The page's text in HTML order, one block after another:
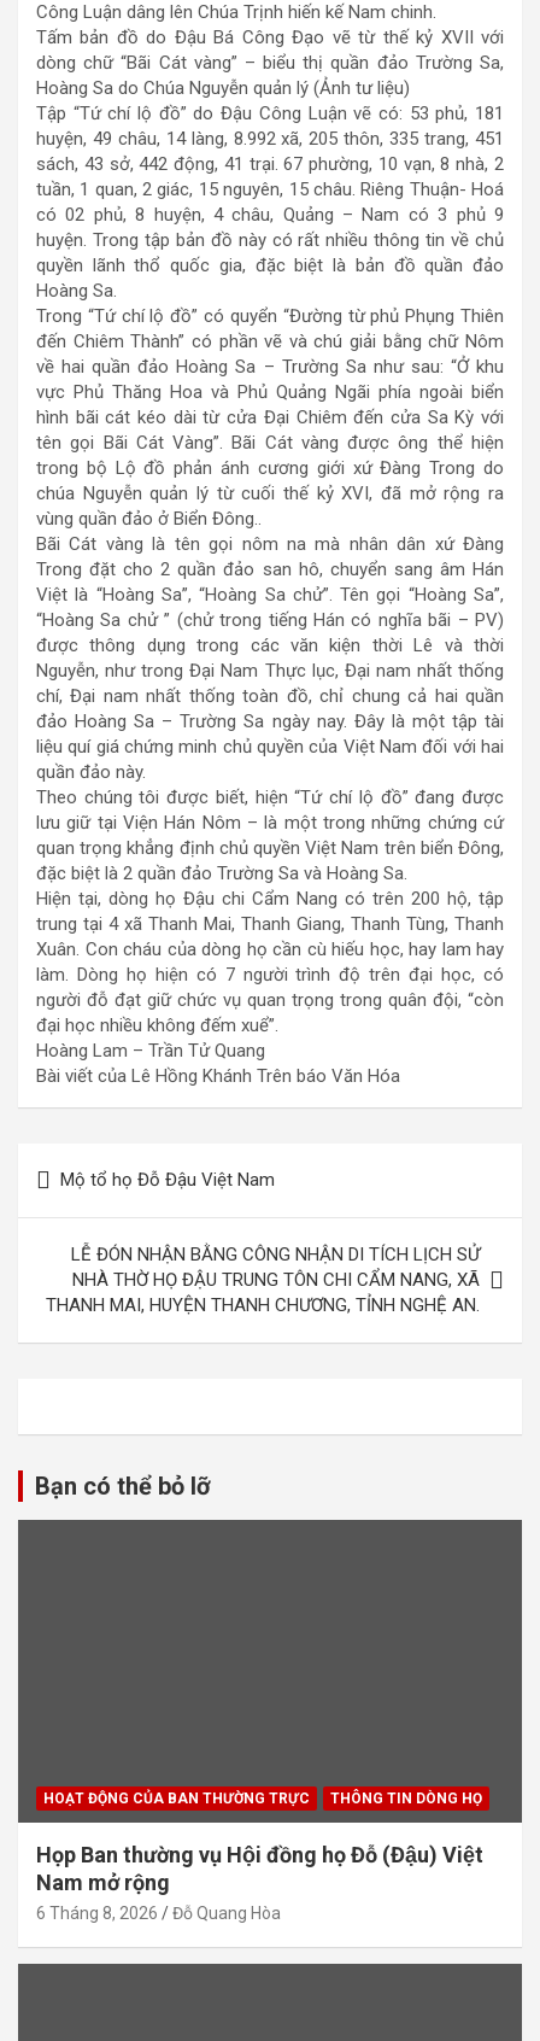
Công Luận dâng lên Chúa Trịnh hiến kế Nam chinh.
Tấm bản đồ do Đậu Bá Công Đạo vẽ từ thế kỷ XVII với
dòng chữ “Bãi Cát vàng” – biểu thị quần đảo Trường Sa,
Hoàng Sa do Chúa Nguyễn quản lý (Ảnh tư liệu)
Tập “Tứ chí lộ đồ” do Đậu Công Luận vẽ có: 53 phủ, 181
huyện, 49 châu, 14 làng, 8.992 xã, 205 thôn, 335 trang, 451
sách, 43 sở, 442 động, 41 trại. 67 phường, 10 vạn, 8 nhà, 2
tuần, 1 quan, 2 giác, 15 nguyên, 15 châu. Riêng Thuận- Hoá
có 02 phủ, 8 huyện, 4 châu, Quảng – Nam có 3 phủ 9
huyện. Trong tập bản đồ này có rất nhiều thông tin về chủ
quyền lãnh thổ quốc gia, đặc biệt là bản đồ quần đảo
Hoàng Sa.
Trong “Tứ chí lộ đồ” có quyển “Đường từ phủ Phụng Thiên
đến Chiêm Thành” có phần vẽ và chú giải bằng chữ Nôm
về hai quần đảo Hoàng Sa – Trường Sa như sau: “Ở khu
vực Phủ Thăng Hoa và Phủ Quảng Ngãi phía ngoài biển
hình bãi cát kéo dài từ cửa Đại Chiêm đến cửa Sa Kỳ với
tên gọi Bãi Cát Vàng”. Bãi Cát vàng được ông thể hiện
trong bộ Lộ đồ phản ánh cương giới xứ Đàng Trong do
chúa Nguyễn quản lý từ cuối thế kỷ XVI, đã mở rộng ra
vùng quần đảo ở Biển Đông..
Bãi Cát vàng là tên gọi nôm na mà nhân dân xứ Đàng
Trong đặt cho 2 quần đảo san hô, chuyển sang âm Hán
Việt là “Hoàng Sa”, “Hoàng Sa chử”. Tên gọi “Hoàng Sa”,
“Hoàng Sa chử ” (chử trong tiếng Hán có nghĩa bãi – PV)
được thông dụng trong các văn kiện thời Lê và thời
Nguyễn, như trong Đại Nam Thực lục, Đại nam nhất thống
chí, Đại nam nhất thống toàn đồ, chỉ chung cả hai quần
đảo Hoàng Sa – Trường Sa ngày nay. Đây là một tập tài
liệu quí giá chứng minh chủ quyền của Việt Nam đối với hai
quần đảo này.
Theo chúng tôi được biết, hiện “Tứ chí lộ đồ” đang được
lưu giữ tại Viện Hán Nôm – là một trong những chứng cứ
quan trọng khẳng định chủ quyền Việt Nam trên biển Đông,
đặc biệt là 2 quần đảo Trường Sa và Hoàng Sa.
Hiện tại, dòng họ Đậu chi Cẩm Nang có trên 200 hộ, tập
trung tại 4 xã Thanh Mai, Thanh Giang, Thanh Tùng, Thanh
Xuân. Con cháu của dòng họ cần cù hiếu học, hay lam hay
làm. Dòng họ hiện có 7 người trình độ trên đại học, có
người đỗ đạt giữ chức vụ quan trọng trong quân đội, “còn
đại học nhiều không đếm xuể”.
Hoàng Lam – Trần Tử Quang
Bài viết của Lê Hồng Khánh Trên báo Văn Hóa
hướng
Mộ tổ họ Đỗ Đậu Việt Nam
LỄ ĐÓN NHẬN BẰNG CÔNG NHẬN DI TÍCH LỊCH SỬ
NHÀ THỜ HỌ ĐẬU TRUNG TÔN CHI CẨM NANG, XÃ
THANH MAI, HUYỆN THANH CHƯƠNG, TỈNH NGHỆ AN.
Bạn có thể bỏ lỡ
HOẠT ĐỘNG CỦA BAN THƯỜNG TRỰC THÔNG TIN DÒNG HỌ
Họp Ban thường vụ Hội đồng họ Đỗ (Đậu) Việt
Nam mở rộng
6 Tháng 8, 2026 Đỗ Quang Hòa